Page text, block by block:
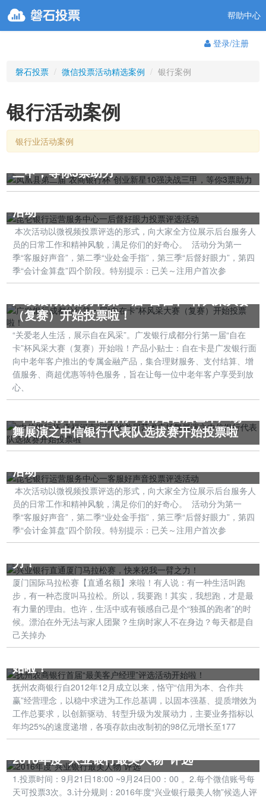
帮助中心
登录/注册
磐石投票 / 微信投票活动精选案例 / 银行案例
银行活动案例
银行业活动案例
凤凰县第二届“农商银行杯”创业新星10强决战
三甲，等你3票助力
昆仑银行运营服务中心一后督好眼力投票评选
活动
本次活动以微视频投票评选的形式，向大家全方位展示后台服务人
员的日常工作和精神风貌，满足你们的好奇心。 活动分为第一
季“客服好声音”，第二季“业处金手指”，第三季“后督好眼力”，第四
季“会计金算盘”四个阶段。特别提示：已关～注用户首次参
广发银行成都分行第一届“自在卡”杯风采大赛
（复赛）开始投票啦！
“关爱老人生活，展示自在风采”。广发银行成都分行第一届“自在
卡”杯风采大赛（复赛）开始啦！产品小贴士：自在卡是广发银行面
向中老年客户推出的专属金融产品，集合理财服务、支付结算、增
值服务、商超优惠等特色服务，旨在让每一位中老年客户享受到放
心、
“中信银行杯·幸福河南”河南省首届艺术广场
舞展演之中信银行代表队选拔赛开始投票啦
昆仑银行运营服务中心一客服好声音投票评选
活动
本次活动以微视频投票评选的形式，向大家全方位展示后台服务人
员的日常工作和精神风貌，满足你们的好奇心。 活动分为第一
季“客服好声音”，第二季“业处金手指”，第三季“后督好眼力”，第四
季“会计金算盘”四个阶段。特别提示：已关～注用户首次参
兴业银行直通厦门马拉松赛，快来祝我一臂之
力！
厦门国际马拉松赛【直通名额】来啦！有人说：有一种生活叫跑
步，有一种态度叫马拉松。所以，我要跑！其实，我想跑，才是最
有力量的理由。也许，生活中或有顿感自己是个“独孤的跑者”的时
候。漂泊在外无法与家人团聚？生病时家人不在身边？每天都是自
己关掉办
抚州农商银行首届“最美客户经理”评选活动开
始啦！
抚州农商银行自2012年12月成立以来，恪守“信用为本、合作共
赢”经营理念，以稳中求进为工作总基调，以固本强基、提质增效为
工作总要求，以创新驱动、转型升级为发展动力，主要业务指标以
年均25%的速度递增，各项存款由改制初的98亿元增长至177
2016年度“兴业银行最美人物”评选
1.投票时间：9月21日18:00 ~9月24日00：00 。2.每个微信账号每
天可投票3次。3.计分规则：2016年度“兴业银行最美人物”候选人评